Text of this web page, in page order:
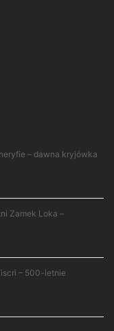
– dawna kryjówka
Zamek Loka –
– 500-letnie